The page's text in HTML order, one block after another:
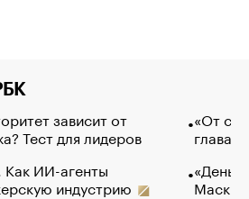
зависит от
Тест для лидеров
Как ИИ-агенты
индустрию
«От
глава
Маск в